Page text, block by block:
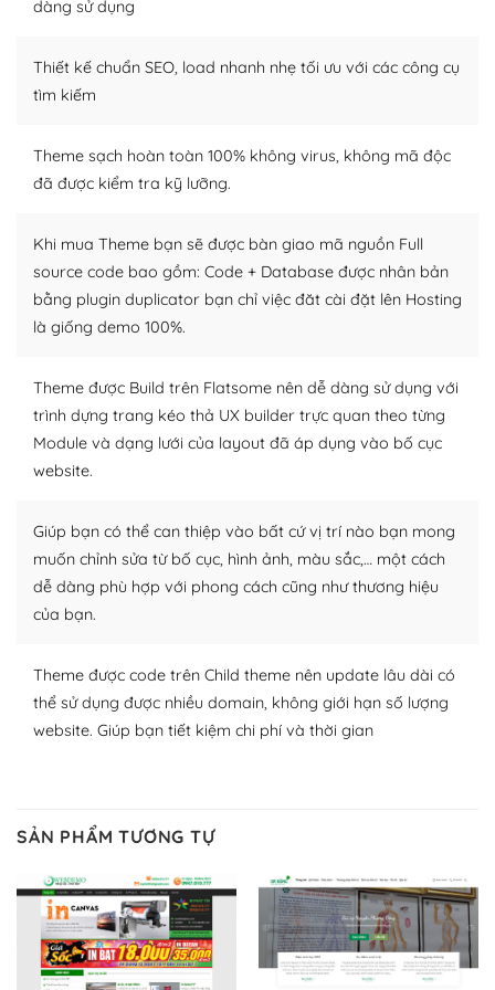
– Sở hữu một cộng đồng lớn, sẵn sàng hỗ trợ
người cuồng tín WordPress.
kiếm những cộng đồng WordPress, họ sẽ giúp bạn trả
lời, giải đáp vấn đề của bạn.
Cộng đồng sử dụng WordPress sẵn sàng hỗ trợ bạn
Plugin mở rộng là thành phần cài đặt thêm vào
WordPress để tăng thêm các tính năng cần thiết. Có
nhiều plugin trả phí hoặc miễn phí.
plugin của WordPress rất phong phú. Bạn có thể thỏa
thích chọn lựa plugin và themes phù hợp cho mục đích
lập website của mình.
WordPress đa dạng plugin và themes
– Dễ sử dụng
Với mọi Hosting bất kỳ thì WordPress đều có thể dễ
Và bạn có toàn quyền tự do khi quyết định nơi lưu trữ
trang web WordPress của bạn.
Dễ dàng lựa chọn Hosting cho website WordPress
– Bảo mật cực tốt
Vì WordPress hiện là nền tảng xây dựng trang web và
dàng sử dụng
Thiết kế chuẩn SEO, load nhanh nhẹ tối ưu với các công cụ
tìm kiếm
Theme sạch hoàn toàn 100% không virus, không mã độc
đã được kiểm tra kỹ lưỡng.
Khi mua Theme bạn sẽ được bàn giao mã nguồn Full
source code bao gồm: Code + Database được nhân bản
bằng plugin duplicator bạn chỉ việc đăt cài đặt lên Hosting
là giống demo 100%.
Theme được Build trên Flatsome nên dễ dàng sử dụng với
trình dựng trang kéo thả UX builder trực quan theo từng
Module và dạng lưới của layout đã áp dụng vào bố cục
website.
Giúp bạn có thể can thiệp vào bất cứ vị trí nào bạn mong
muốn chỉnh sửa từ bố cục, hình ảnh, màu sắc,… một cách
dễ dàng phù hợp với phong cách cũng như thương hiệu
của bạn.
Theme được code trên Child theme nên update lâu dài có
thể sử dụng được nhiều domain, không giới hạn số lượng
website. Giúp bạn tiết kiệm chi phí và thời gian
SẢN PHẨM TƯƠNG TỰ